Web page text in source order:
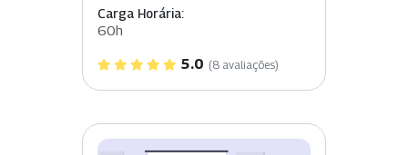
Carga Horária:
60h
5.0 (8 avaliações)